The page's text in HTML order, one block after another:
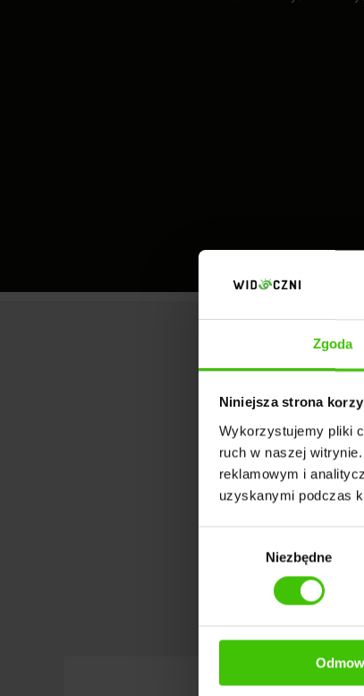
Zgoda
Niniejsza strona
Wykorzystujemy pliki
ruch w naszej
reklamowym i
uzyskanymi podczas
Niezbędne